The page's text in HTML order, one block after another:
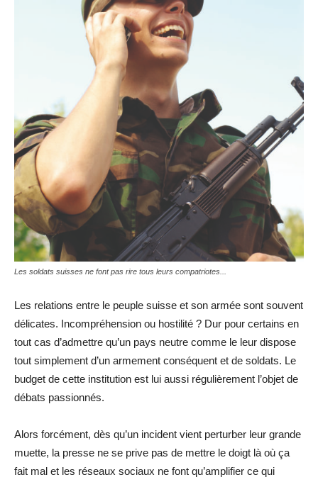
Les soldats suisses ne font pas rire tous leurs compatriotes...
Les relations entre le peuple suisse et son armée sont souvent
délicates. Incompréhension ou hostilité ? Dur pour certains en
tout cas d’admettre qu’un pays neutre comme le leur dispose
tout simplement d’un armement conséquent et de soldats. Le
budget de cette institution est lui aussi régulièrement l’objet de
débats passionnés.
Alors forcément, dès qu’un incident vient perturber leur grande
muette, la presse ne se prive pas de mettre le doigt là où ça
fait mal et les réseaux sociaux ne font qu’amplifier ce qui